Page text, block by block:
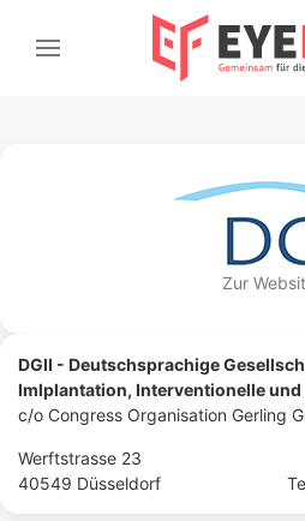
Zur
DGII - Deutschsprachige
Imlplantation, Interventionelle
c/o Congress Organisation Gerling
Werftstrasse 23
40549 Düsseldorf